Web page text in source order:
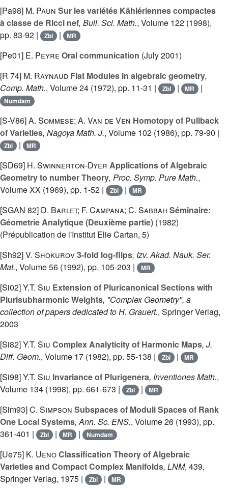
[Pa98] M. Paun Sur les variétés Kählériennes compactes
à classe de Ricci nef, Bull. Sci. Math., Volume 122 (1998),
pp. 83-92 |
Zbl | MR
[Pe01] E. Peyre Oral communication (July 2001)
[R 74] M. Raynaud Flat Modules in algebraic geometry,
Comp. Math., Volume 24 (1972), pp. 11-31 | Zbl | MR |
Numdam
[S-V86]A. Sommese; A. Van de Ven Homotopy of Pullback
of Varieties, Nagoya Math. J., Volume 102 (1986), pp. 79-90 |
Zbl | MR
[SD69] H. Swinnerton-Dyer Applications of Algebraic
Geometry to number Theory, Proc. Symp. Pure Math.,
Volume XX (1969), pp. 1-52 | Zbl | MR
[SGAN 82] D. Barlet; F. Campana; C. Sabbah Séminaire:
Géometrie Analytique (Deuxième partie) (1982)
(Prépublication de l'Institut Elie Cartan, 5)
[Sh92]V. Shokurov3-fold log-flips, Izv. Akad. Nauk. Ser.
Mat., Volume 56 (1992), pp. 105-203 | MR
[Si02]Y.T. Siu Extension of Pluricanonical Sections with
Plurisubharmonic Weights, "Complex Geometry", a
collection of papers dedicated to H. Grauert., Springer Verlag,
2003
[Si82]Y.T. Siu Complex Analyticity of Harmonic Maps, J.
Diff. Geom., Volume 17 (1982), pp. 55-138 | Zbl | MR
[Si98]Y.T. Siu Invariance of Plurigenera, Inventiones Math.,
Volume 134 (1998), pp. 661-673 | Zbl | MR
[Sim93]C. Simpson Subspaces of Moduli Spaces of Rank
One Local Systems, Ann. Sc. ENS., Volume 26 (1993), pp.
361-401 |
Zbl | MR | Numdam
[Ue75] K. UenoClassification Theory of Algebraic
Varieties and Compact Complex Manifolds, LNM, 439,
Springer Verlag, 1975 |
Zbl | MR